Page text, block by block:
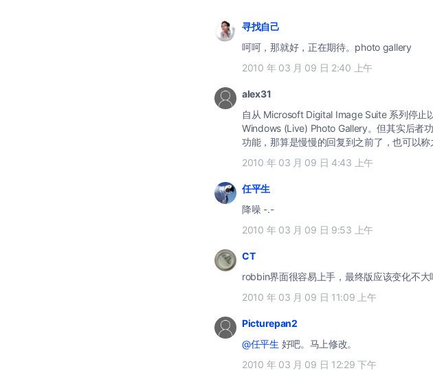
寻找自己
呵呵，那就好，正在期待。photo gallery
2010 年 03 月 09 日 2:40 上午
alex31
自从 Microsoft Digital Image Suite 系列停止
Windows (Live) Photo Gallery。但其实后者
功能，那算是慢慢的回复到之前了，也可以称
2010 年 03 月 09 日 4:43 上午
任平生
降噪 -.-
2010 年 03 月 09 日 9:53 上午
CT
robbin界面很容易上手，最终版应该变化不大
2010 年 03 月 09 日 11:09 上午
Picturepan2
@任平生 好吧。马上修改。
2010 年 03 月 09 日 12:29 下午